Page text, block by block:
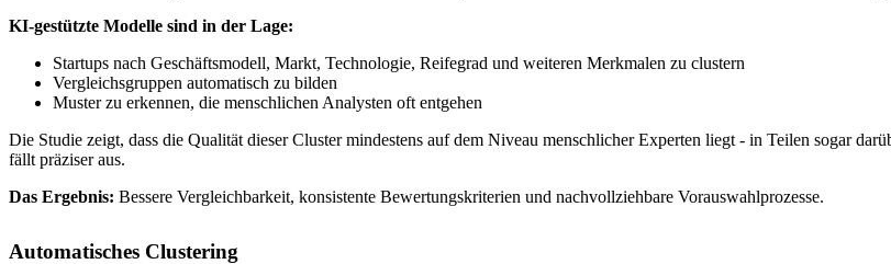
KI-gestützte Modelle sind in der Lage:
Startups nach Geschäftsmodell, Markt, Technologie, Reifegrad und weiteren Merkmalen zu clustern
Vergleichsgruppen automatisch zu bilden
Muster zu erkennen, die menschlichen Analysten oft entgehen
Die Studie zeigt, dass die Qualität dieser Cluster mindestens auf dem Niveau menschlicher Experten liegt - in Teilen sogar
fällt präziser aus.
Das Ergebnis: Bessere Vergleichbarkeit, konsistente Bewertungskriterien und nachvollziehbare Vorauswahlprozesse.
Automatisches Clustering